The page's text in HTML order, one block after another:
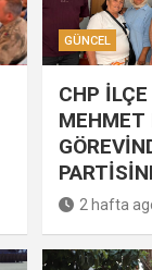
GÜNCEL
CHP
MEHMET
2 hafta